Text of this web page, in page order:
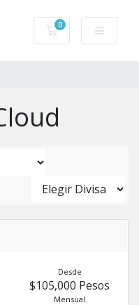
0
Carro de Pedidos
Desde
$105,000 Pesos
Mensual